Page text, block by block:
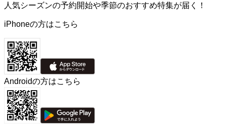
人気シーズンの予約開始や季節のおすすめ特集が届く！
iPhoneの方はこちら
Androidの方はこちら